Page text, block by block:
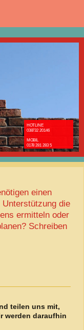
20146
281 283 5
einen
die
ermitteln oder
Schreiben
teilen uns mit,
werden daraufhin